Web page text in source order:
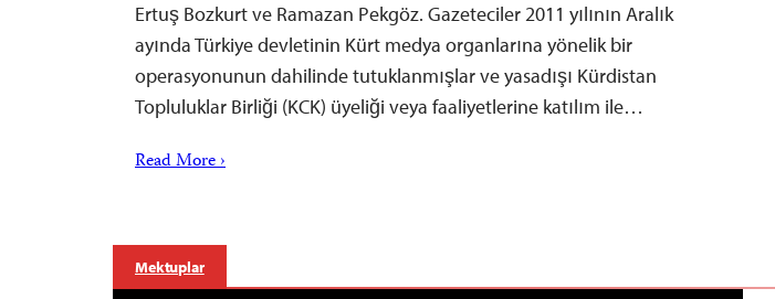
Ertuş Bozkurt ve Ramazan Pekgöz. Gazeteciler 2011 yılının Aralık
ayında Türkiye devletinin Kürt medya organlarına yönelik bir
operasyonunun dahilinde tutuklanmışlar ve yasadışı Kürdistan
Topluluklar Birliği (KCK) üyeliği veya faaliyetlerine katılım ile…
Read More ›
Mektuplar